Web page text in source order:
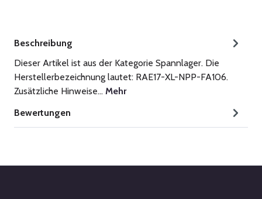
Beschreibung
Dieser Artikel ist aus der Kategorie Spannlager. Die
Herstellerbezeichnung lautet: RAE17-XL-NPP-FA106.
Zusätzliche Hinweise… Mehr
Bewertungen